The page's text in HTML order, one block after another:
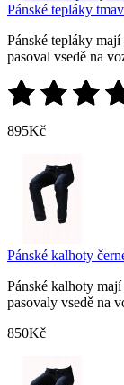
Pánské tepláky
Pánské tepláky
pasoval vsedě na
895Kč
Pánské kalhoty
Pánské kalhoty
pasovaly vsedě na
850Kč